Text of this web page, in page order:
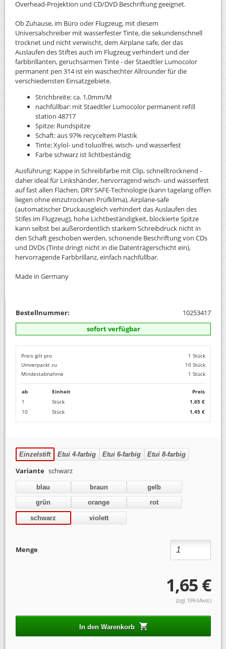
Overhead-Projektion und CD/DVD Beschriftung geeignet.
Ob Zuhause, im Büro oder Flugzeug, mit diesem
Universalschreiber mit wasserfester Tinte, die sekundenschnell
trocknet und nicht verwischt, dem Airplane safe, der das
Auslaufen des Stiftes auch im Flugzeug verhindert und der
farbbrillanten, geruchsarmen Tinte - der Staedtler Lumocolor
permanent pen 314 ist ein waschechter Allrounder für die
verschiedensten Einsatzgebiete.
Strichbreite: ca. 1,0mm/M
nachfüllbar: mit Staedtler Lumocolor permanent refill
station 48717
Spitze: Rundspitze
Schaft: aus 97% recyceltem Plastik
Tinte: Xylol- und toluolfrei, wisch- und wasserfest
Farbe schwarz ist lichtbeständig
Ausführung: Kappe in Schreibfarbe mit Clip, schnelltrocknend -
daher ideal für Linkshänder, hervorragend wisch- und wasserfest
auf fast allen Flächen, DRY SAFE-Technologie (kann tagelang offen
liegen ohne einzutrocknen Prüfklima), Airplane-safe
(automatischer Druckausgleich verhindert das Auslaufen des
Stifes im Flugzeug), hohe Lichtbeständigkeit, blockierte Spitze
kann selbst bei außerordentlich starkem Schreibdruck nicht in
den Schaft geschoben werden, schonende Beschriftung von CDs
und DVDs (Tinte dringt nicht in die Datenträgerschicht ein),
hervorragende Farbbrillanz, einfach nachfüllbar.
Made in Germany
Bestellnummer:
10253417
sofort verfügbar
Preis gilt pro
1 Stück
Umverpackt zu
10 Stück
Mindestabnahme
1 Stück
ab Einheit
Preis
1
Stück
1,65 €
10
Stück 1,45 €
Einzelstift Etui 4-farbig Etui 6-farbig Etui 8-farbig
Variante schwarz
blau braun
gelb
grün
orange rot
schwarz violett
Menge
1,65 €
(zzgl. 19% Mwst.)
In den Warenkorb